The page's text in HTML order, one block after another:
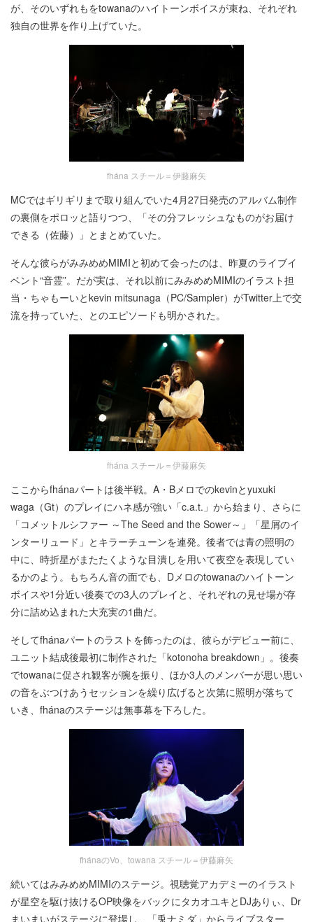
が、そのいずれもをtowanaのハイトーンボイスが束ね、それぞれ
独自の世界を作り上げていた。
fhána スチール＝伊藤麻矢
MCではギリギリまで取り組んでいた4月27日発売のアルバム制作
の裏側をポロッと語りつつ、「その分フレッシュなものがお届け
できる（佐藤）」とまとめていた。
そんな彼らがみみめめMIMIと初めて会ったのは、昨夏のライブイ
ベント“音霊”。だが実は、それ以前にみみめめMIMIのイラスト担
当・ちゃもーいとkevin mitsunaga（PC/Sampler）がTwitter上で交
流を持っていた、とのエピソードも明かされた。
fhána スチール＝伊藤麻矢
ここからfhánaパートは後半戦。A・Bメロでのkevinとyuxuki
waga（Gt）のプレイにハネ感が強い「c.a.t.」から始まり、さらに
「コメットルシファー ～The Seed and the Sower～」「星屑のイ
ンターリュード」とキラーチューンを連発。後者では青の照明の
中に、時折星がまたたくような目潰しを用いて夜空を表現してい
るかのよう。もちろん音の面でも、Dメロのtowanaのハイトーン
ボイスや1分近い後奏での3人のプレイと、それぞれの見せ場が存
分に詰め込まれた大充実の1曲だ。
そしてfhánaパートのラストを飾ったのは、彼らがデビュー前に、
ユニット結成後最初に制作された「kotonoha breakdown」。後奏
でtowanaに促され観客が腕を振り、ほか3人のメンバーが思い思い
の音をぶつけあうセッションを繰り広げると次第に照明が落ちて
いき、fhánaのステージは無事幕を下ろした。
fhánaのVo、towana スチール＝伊藤麻矢
続いてはみみめめMIMIのステージ。視聴覚アカデミーのイラスト
が星空を駆け抜けるOP映像をバックにタカオユキとDJありぃ、Dr
まいまいがステージに登場し、「兎ナミダ」からライブスター